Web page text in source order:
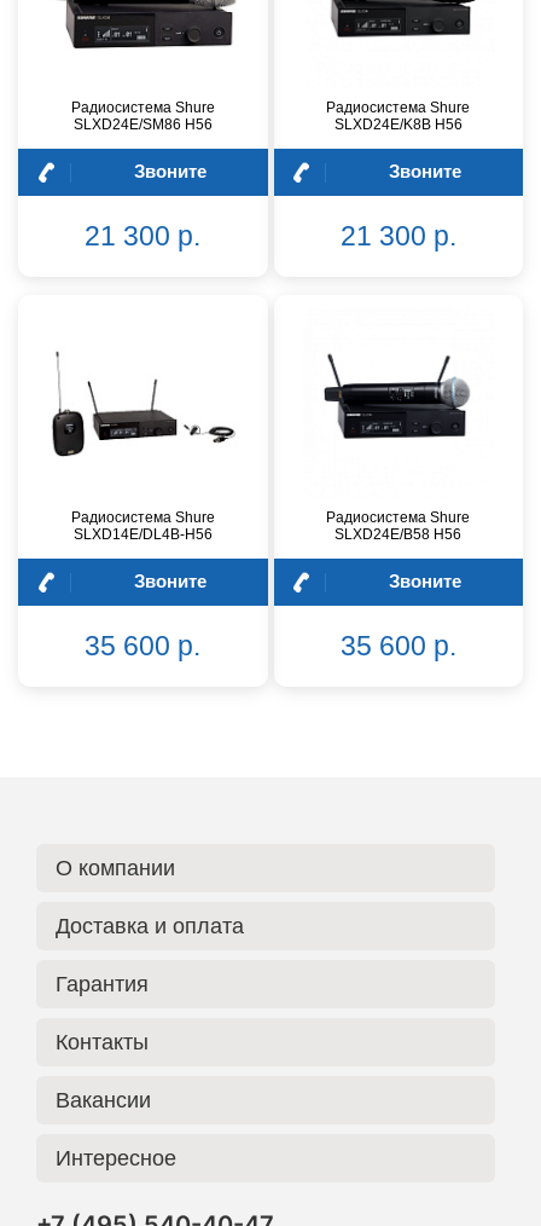
Радиосистема Shure
SLXD24E/SM86 H56
Звоните
21 300 р.
Радиосистема Shure
SLXD24E/K8B H56
Звоните
21 300 р.
Радиосистема Shure
SLXD14E/DL4B-H56
Звоните
35 600 р.
Радиосистема Shure
SLXD24E/B58 H56
Звоните
35 600 р.
О компании
Доставка и оплата
Гарантия
Контакты
Вакансии
Интересное